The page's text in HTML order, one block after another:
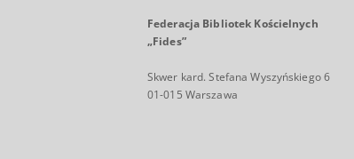
Federacja Bibliotek Kościelnych
„Fides”
Skwer kard. Stefana Wyszyńskiego 6
01-015 Warszawa